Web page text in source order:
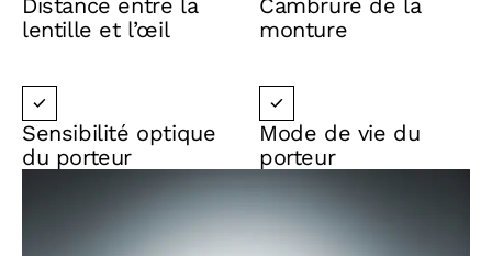
lentille et l’œil monture
Sensibilité optique
du porteur
Mode de vie du
porteur